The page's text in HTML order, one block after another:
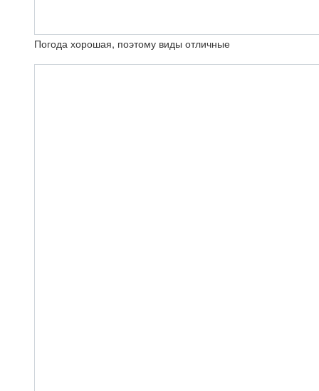
Погода хорошая, поэтому виды отличные